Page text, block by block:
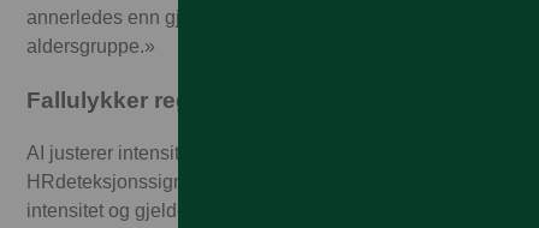
annerledes enn gjennomsnittsintervallet for din
aldersgruppe.»
Fallulykker registreres umiddelbart
AI justerer intensiteten og perioden for
HRdeteksjonssignalet etter å ha registrert bevegelsens
intensitet og gjeldende høyde. Falldetektoren avgir